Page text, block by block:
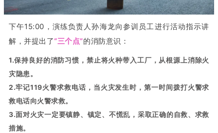
下午15:00，演练负责人孙海龙向参训员工进行活动指示讲
解，并提出了“三个点”的消防意识：
1.保持良好的消防习惯，禁止将火种带入工厂，从根源上消除火
灾隐患。
2.牢记119火警求救电话，当火灾发生时，第一时间拨打火警求
救电话向火警求救。
3.面对火灾一定要镇静、镇定、不慌乱，采取正确的自救、求救
措施。